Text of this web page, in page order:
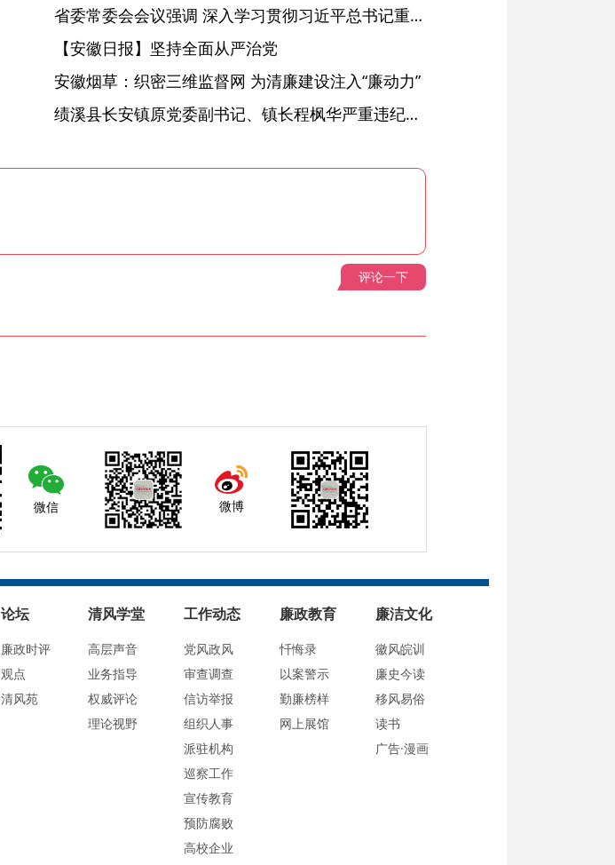
省委常委会会议强调 深入学习贯彻习近平总书记重要讲话精神 以高质量党建引领高质量发展 梁言顺主持并讲话
【安徽日报】坚持全面从严治党
安徽烟草：织密三维监督网 为清廉建设注入“廉动力”
绩溪县长安镇原党委副书记、镇长程枫华严重违纪违法被开除党籍和公职
评论一下
微信 微博
论坛
廉政时评
观点
清风苑
清风学堂
高层声音
业务指导
权威评论
理论视野
工作动态
党风政风
审查调查
信访举报
组织人事
派驻机构
巡察工作
宣传教育
预防腐败
高校企业
廉政教育
忏悔录
以案警示
勤廉榜样
网上展馆
廉洁文化
徽风皖训
廉史今读
移风易俗
读书
广告·漫画